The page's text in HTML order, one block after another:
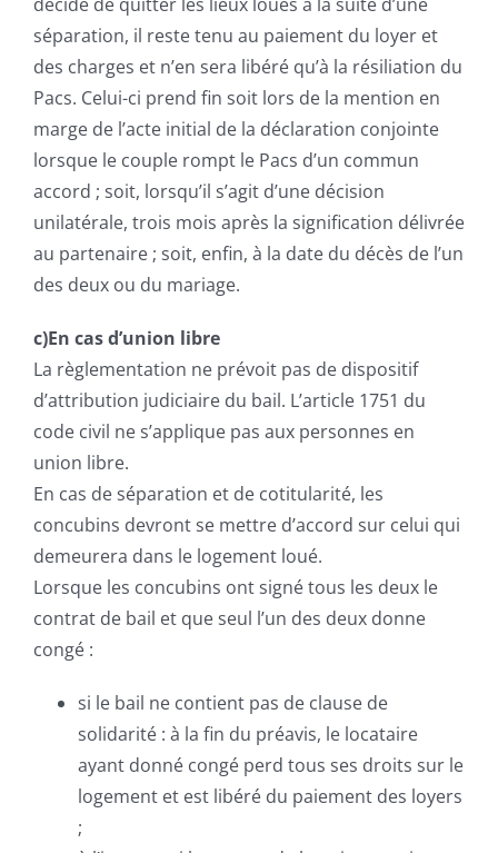
séparation, il reste tenu au paiement du loyer et
des charges et n’en sera libéré qu’à la résiliation du
Pacs. Celui-ci prend fin soit lors de la mention en
marge de l’acte initial de la déclaration conjointe
lorsque le couple rompt le Pacs d’un commun
accord ; soit, lorsqu’il s’agit d’une décision
unilatérale, trois mois après la signification délivrée
au partenaire ; soit, enfin, à la date du décès de l’un
des deux ou du mariage.
c)En cas d’union libre
La règlementation ne prévoit pas de dispositif
d’attribution judiciaire du bail. L’article 1751 du
code civil ne s’applique pas aux personnes en
union libre.
En cas de séparation et de cotitularité, les
concubins devront se mettre d’accord sur celui qui
demeurera dans le logement loué.
Lorsque les concubins ont signé tous les deux le
contrat de bail et que seul l’un des deux donne
congé :
si le bail ne contient pas de clause de
solidarité : à la fin du préavis, le locataire
ayant donné congé perd tous ses droits sur le
logement et est libéré du paiement des loyers
;